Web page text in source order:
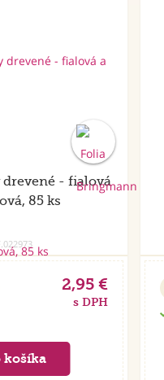
drevené - fialová
85 ks
2,95 €
s DPH